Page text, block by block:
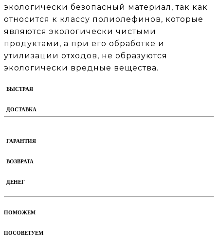
экологически безопасный материал, так как
относится к классу полиолефинов, которые
являются экологически чистыми
продуктами, а при его обработке и
утилизации отходов, не образуются
экологически вредные вещества.
БЫСТРАЯ
ДОСТАВКА
ГАРАНТИЯ
ВОЗВРАТА
ДЕНЕГ
ПОМОЖЕМ
ПОСОВЕТУЕМ